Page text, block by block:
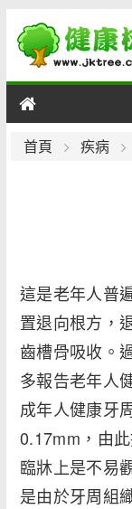
男性
綜合
疾病
首頁 疾病
這是老年人普
置退向根方，
齒槽骨吸收。
多報告老年人
成年人健康牙
0.17mm，由
臨牀上是不易
是由於牙周組